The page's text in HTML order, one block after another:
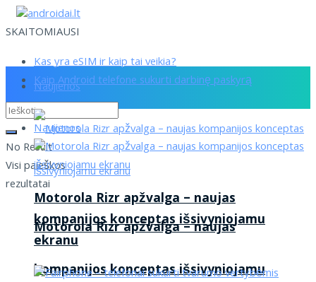
SKAITOMIAUSI
Kas yra eSIM ir kaip tai veikia?
Kaip Android telefone sukurti darbinę paskyrą
No Result
Visi paieškos
rezultatai
Naujienos
Motorola Rizr apžvalga – naujas
kompanijos konceptas išsivyniojamu
Naujienos
Motorola Rizr apžvalga – naujas
kompanijos konceptas išsivyniojamu
ekranu